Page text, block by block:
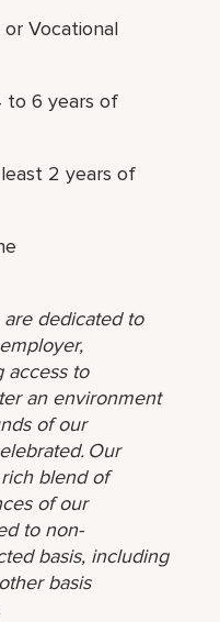
or Vocational
to 6 years of
2 years of
dedicated to
access to
an environment
of our
Our
blend of
of our
to non-
basis, including
basis